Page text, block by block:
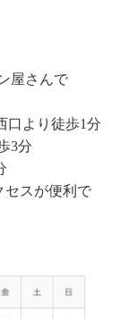
屋さんで
より徒歩1分
3分
セスが便利で